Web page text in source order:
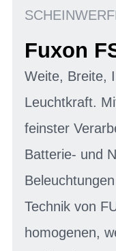
Fuxon
Weite, Breite,
Leuchtkraft.
feinster
Batterie- und
Technik von
homogenen,